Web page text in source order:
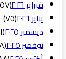
فبراير ٢٠٢٦
(٥٧)
يناير ٢٠٢٦
(٧٥)
ديسمبر ٢٠٢٥
(٦١)
نوفمبر ٢٠٢٥
(٧٨)